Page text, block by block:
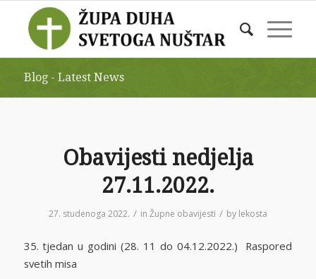
Blog - Latest News
Obavijesti nedjelja
27.11.2022.
27. studenoga 2022. / in Župne obavijesti / by lekosta
35. tjedan u godini (28. 11 do 04.12.2022.) Raspored
svetih misa